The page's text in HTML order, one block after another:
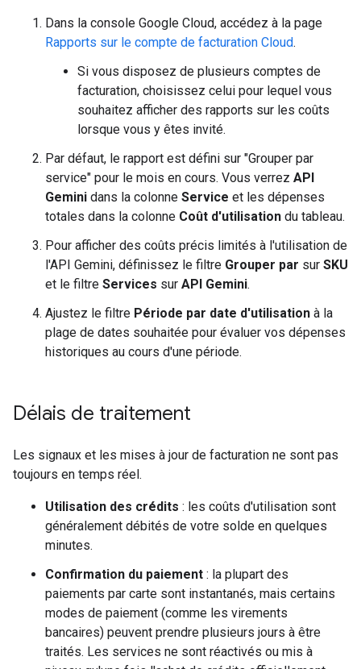
Dans la console Google Cloud, accédez à la page
Rapports sur le compte de facturation Cloud.
Si vous disposez de plusieurs comptes de
facturation, choisissez celui pour lequel vous
souhaitez afficher des rapports sur les coûts
lorsque vous y êtes invité.
Par défaut, le rapport est défini sur "Grouper par
service" pour le mois en cours. Vous verrez API
Gemini dans la colonne Service et les dépenses
totales dans la colonne Coût d'utilisation du tableau.
Pour afficher des coûts précis limités à l'utilisation de
l'API Gemini, définissez le filtre Grouper par sur SKU
et le filtre Services sur API Gemini.
Ajustez le filtre Période par date d'utilisation à la
plage de dates souhaitée pour évaluer vos dépenses
historiques au cours d'une période.
Délais de traitement
Les signaux et les mises à jour de facturation ne sont pas
toujours en temps réel.
Utilisation des crédits : les coûts d'utilisation sont
généralement débités de votre solde en quelques
minutes.
Confirmation du paiement : la plupart des
paiements par carte sont instantanés, mais certains
modes de paiement (comme les virements
bancaires) peuvent prendre plusieurs jours à être
traités. Les services ne sont réactivés ou mis à